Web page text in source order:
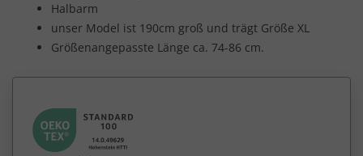
Halbarm
unser Model ist 190cm groß und trägt Größe XL
Größenangepasste Länge ca. 74-86 cm.